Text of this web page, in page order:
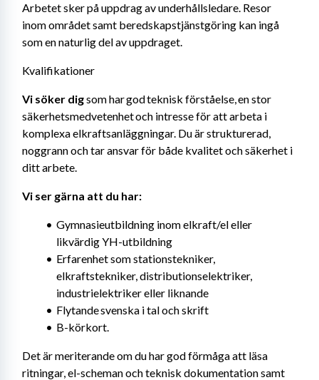
Arbetet sker på uppdrag av underhållsledare. Resor
inom området samt beredskapstjänstgöring kan ingå
som en naturlig del av uppdraget.
Kvalifikationer
Vi söker dig som har god teknisk förståelse, en stor
säkerhetsmedvetenhet och intresse för att arbeta i
komplexa elkraftsanläggningar. Du är strukturerad,
noggrann och tar ansvar för både kvalitet och säkerhet i
ditt arbete.
Vi ser gärna att du har:
Gymnasieutbildning inom elkraft/el eller
likvärdig YH-utbildning
Erfarenhet som stationstekniker,
elkraftstekniker, distributionselektriker,
industrielektriker eller liknande
Flytande svenska i tal och skrift
B-körkort.
Det är meriterande om du har god förmåga att läsa
ritningar, el-scheman och teknisk dokumentation samt